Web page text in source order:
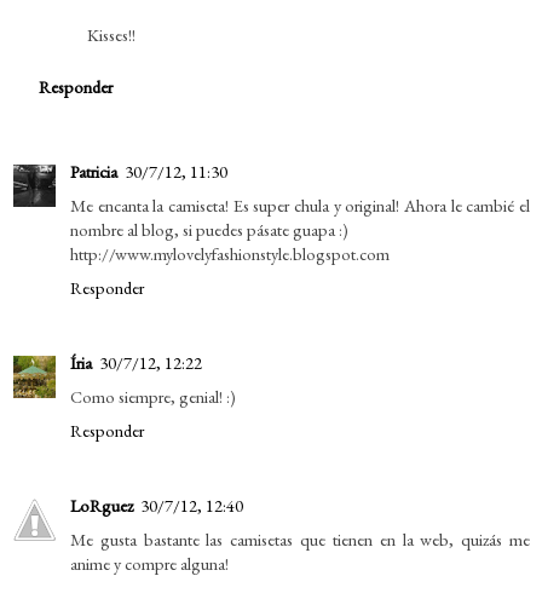
Kisses!!
Responder
Patricia 30/7/12, 11:30
Me encanta la camiseta! Es super chula y original! Ahora le cambié el
nombre al blog, si puedes pásate guapa :)
http://www.mylovelyfashionstyle.blogspot.com
Responder
Íria 30/7/12, 12:22
Como siempre, genial! :)
Responder
LoRguez 30/7/12, 12:40
Me gusta bastante las camisetas que tienen en la web, quizás me
anime y compre alguna!